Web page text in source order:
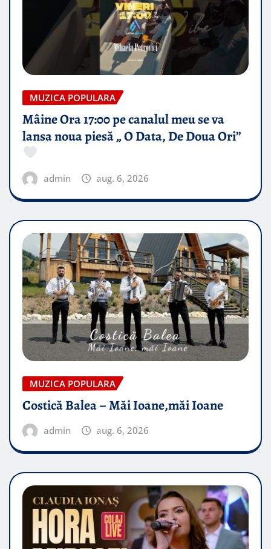
MUZICA POPULARA
Mâine Ora 17:00 pe canalul meu se va
lansa noua piesă „ O Data, De Doua Ori”
admin aug. 6, 2026
MUZICA POPULARA
Costică Balea – Măi Ioane,măi Ioane
admin aug. 6, 2026